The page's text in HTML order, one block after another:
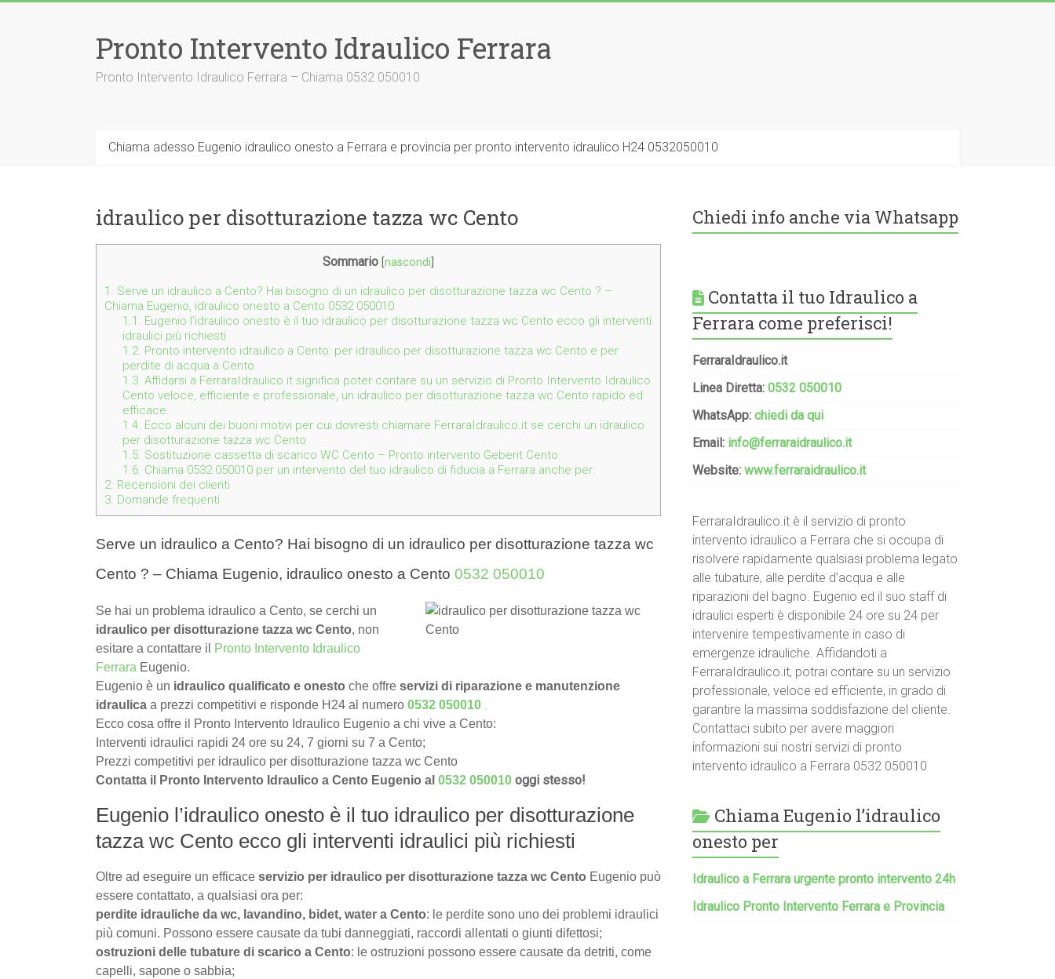
Pronto Intervento Idraulico Ferrara
Pronto Intervento Idraulico Ferrara – Chiama 0532 050010
Chiama adesso Eugenio idraulico onesto a Ferrara e provincia per pronto intervento idraulico H24 0532050010
idraulico per disotturazione tazza wc Cento
Sommario nascondi
1. Serve un idraulico a Cento? Hai bisogno di un idraulico per disotturazione tazza wc Cento ? –
Chiama Eugenio, idraulico onesto a Cento 0532 050010
1.1. Eugenio l’idraulico onesto è il tuo idraulico per disotturazione tazza wc Cento ecco gli interventi
idraulici più richiesti
1.2. Pronto intervento idraulico a Cento: per idraulico per disotturazione tazza wc Cento e per
perdite di acqua a Cento
1.3. Affidarsi a FerraraIdraulico.it significa poter contare su un servizio di Pronto Intervento Idraulico
Cento veloce, efficiente e professionale, un idraulico per disotturazione tazza wc Cento rapido ed
efficace.
1.4. Ecco alcuni dei buoni motivi per cui dovresti chiamare FerraraIdraulico.it se cerchi un idraulico
per disotturazione tazza wc Cento
1.5. Sostituzione cassetta di scarico WC Cento – Pronto intervento Geberit Cento
1.6. Chiama 0532 050010 per un intervento del tuo idraulico di fiducia a Ferrara anche per:
2. Recensioni dei clienti
3. Domande frequenti
Serve un idraulico a Cento? Hai bisogno di un idraulico per disotturazione tazza wc
Cento ? – Chiama Eugenio, idraulico onesto a Cento 0532 050010
Se hai un problema idraulico a Cento, se cerchi un
idraulico per disotturazione tazza wc Cento, non
esitare a contattare il
Pronto Intervento Idraulico
Ferrara Eugenio.
Eugenio è un idraulico qualificato e onesto che offre servizi di riparazione e manutenzione
idraulica a prezzi competitivi e risponde H24 al numero 0532 050010 .
Ecco cosa offre il Pronto Intervento Idraulico Eugenio a chi vive a Cento:
Interventi idraulici rapidi 24 ore su 24, 7 giorni su 7 a Cento;
Prezzi competitivi per idraulico per disotturazione tazza wc Cento
Contatta il Pronto Intervento Idraulico a Cento Eugenio al 0532 050010 oggi stesso!
Eugenio l’idraulico onesto è il tuo idraulico per disotturazione
tazza wc Cento ecco gli interventi idraulici più richiesti
Oltre ad eseguire un efficace servizio per idraulico per disotturazione tazza wc Cento Eugenio può
essere contattato, a qualsiasi ora per:
perdite idrauliche da wc, lavandino, bidet, water a Cento: le perdite sono uno dei problemi idraulici
più comuni. Possono essere causate da tubi danneggiati, raccordi allentati o giunti difettosi;
ostruzioni delle tubature di scarico a Cento: le ostruzioni possono essere causate da detriti, come
capelli, sapone o sabbia;
Chiedi info anche via Whatsapp
Contatta il tuo Idraulico a
Ferrara come preferisci!
FerraraIdraulico.it
Linea Diretta:0532 050010
WhatsApp:chiedi da qui
Email: info@ferraraidraulico.it
Website:www.ferraraidraulico.it
FerraraIdraulico.it è il servizio di pronto
intervento idraulico a Ferrara che si occupa di
risolvere rapidamente qualsiasi problema legato
alle tubature, alle perdite d’acqua e alle
riparazioni del bagno. Eugenio ed il suo staff di
idraulici esperti è disponibile 24 ore su 24 per
intervenire tempestivamente in caso di
emergenze idrauliche. Affidandoti a
FerraraIdraulico.it, potrai contare su un servizio
professionale, veloce ed efficiente, in grado di
garantire la massima soddisfazione del cliente.
Contattaci subito per avere maggiori
informazioni sui nostri servizi di pronto
intervento idraulico a Ferrara 0532 050010
Chiama Eugenio l’idraulico
onesto per
Idraulico a Ferrara urgente pronto intervento 24h
Idraulico Pronto Intervento Ferrara e Provincia